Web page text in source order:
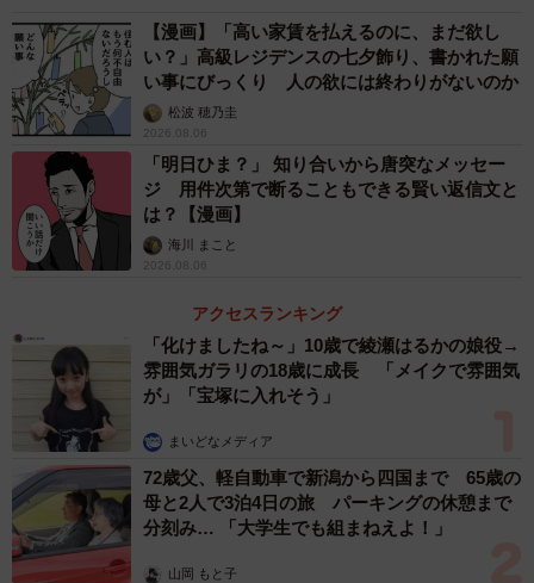
あまりにもはっきり拒絶されたことに、言葉を失いまし
た。
衝撃の一言…！！
ショックは受けたけど…
【漫画】「高い家賃を払えるのに、まだ欲し
い？」高級レジデンスの七夕飾り、書かれた願
い事にびっくり 人の欲には終わりがないのか
松波 穂乃圭
2026.08.06
「明日ひま？」 知り合いから唐突なメッセー
ジ 用件次第で断ることもできる賢い返信文と
は？【漫画】
海川 まこと
2026.08.06
アクセスランキング
「化けましたね～」10歳で綾瀬はるかの娘役→
雰囲気ガラリの18歳に成長 「メイクで雰囲気
が」「宝塚に入れそう」
まいどなメディア
72歳父、軽自動車で新潟から四国まで 65歳の
母と2人で3泊4日の旅 パーキングの休憩まで
分刻み… 「大学生でも組まねえよ！」
山岡 もと子